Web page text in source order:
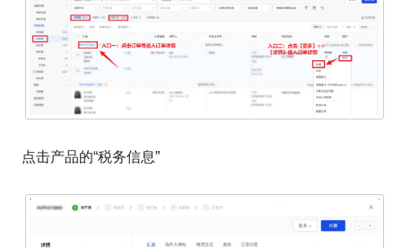
点击产品的“税务信息”